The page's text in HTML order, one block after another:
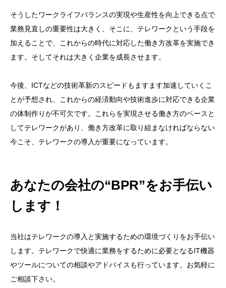
そうしたワークライフバランスの実現や生産性を向上できる点で
業務見直しの重要性は大きく、そこに、テレワークという手段を
加えることで、これからの時代に対応した働き方改革を実施でき
ます。そしてそれは大きく企業を成長させます。
今後、ICTなどの技術革新のスピードもますます加速していくこ
とが予想され、これからの経済動向や技術進歩に対応できる企業
の体制作りが不可欠です。これらを実現させる働き方のベースと
してテレワークがあり、働き方改革に取り組まなければならない
今こそ、テレワークの導入が重要になっています。
あなたの会社の“BPR”をお手伝い
します！
当社はテレワークの導入と実施するための環境づくりをお手伝い
します。テレワークで快適に業務をするために必要となるIT機器
やツールについての相談やアドバイスも行っています。お気軽に
ご相談下さい。